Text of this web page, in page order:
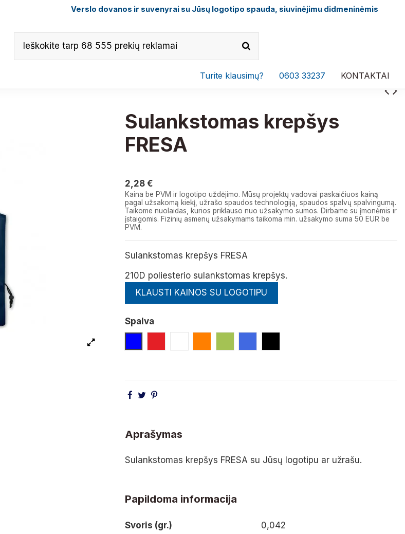
Verslo dovanos ir suvenyrai su Jūsų logotipo spauda, siuvinėjimu didmeninėmis
KONTAKTAI
0603 33237
Turite klausimų?
Sulankstomas krepšys
FRESA
2,28 €
Kaina be PVM ir logotipo uždėjimo. Mūsų projektų vadovai paskaičiuos kainą
pagal užsakomą kiekį, užrašo spaudos technologiją, spaudos spalvų spalvingumą.
Taikome nuolaidas, kurios priklauso nuo užsakymo sumos. Dirbame su įmonėmis ir
įstaigomis. Fizinių asmenų užsakymams taikoma min. užsakymo suma 50 EUR be
PVM.
Sulankstomas krepšys FRESA
210D poliesterio sulankstomas krepšys.
KLAUSTI KAINOS SU LOGOTIPU
Spalva
Aprašymas
Sulankstomas krepšys FRESA su Jūsų logotipu ar užrašu.
Papildoma informacija
Svoris (gr.) 0,042